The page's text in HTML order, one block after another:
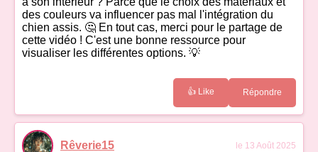
des couleurs va influencer pas mal l'intégration du
chien assis. 🤔 En tout cas, merci pour le partage de
cette vidéo ! C'est une bonne ressource pour
visualiser les différentes options. 💡
👍 Like Répondre
Rêverie15 le 13 Août 2025